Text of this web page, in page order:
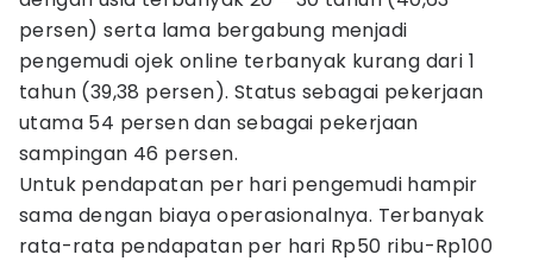
persen) serta lama bergabung menjadi
pengemudi ojek online terbanyak kurang dari 1
tahun (39,38 persen). Status sebagai pekerjaan
utama 54 persen dan sebagai pekerjaan
sampingan 46 persen.
Untuk pendapatan per hari pengemudi hampir
sama dengan biaya operasionalnya. Terbanyak
rata-rata pendapatan per hari Rp50 ribu-Rp100